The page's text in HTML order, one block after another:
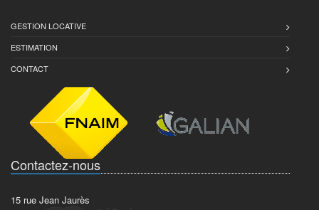
GESTION LOCATIVE
ESTIMATION
CONTACT
Contactez-nous
15 rue Jean Jaurès